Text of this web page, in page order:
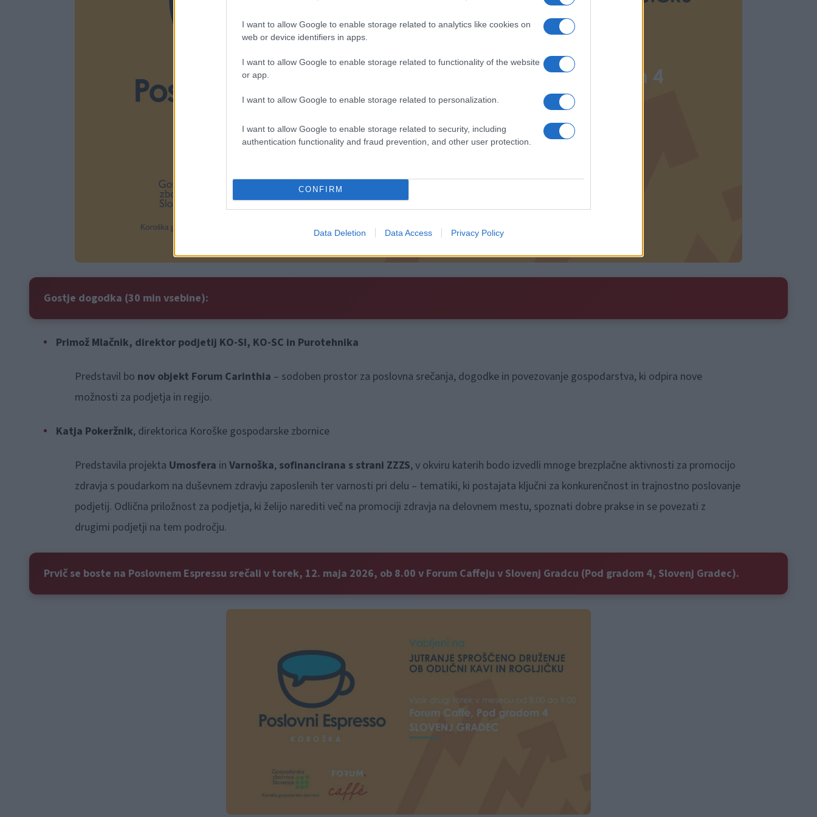
I want to allow Google to enable storage related to analytics like cookies on
web or device identifiers in apps.
I want to allow Google to enable storage related to functionality of the website
or app.
I want to allow Google to enable storage related to personalization.
I want to allow Google to enable storage related to security, including
authentication functionality and fraud prevention, and other user protection.
CONFIRM
Data Deletion Data Access Privacy Policy
Gostje dogodka (30 min vsebine):
Primož Mlačnik, direktor podjetij KO-SI, KO-SC in Purotehnika
Predstavil bo nov objekt Forum Carinthia – sodoben prostor za poslovna srečanja, dogodke in povezovanje gospodarstva, ki odpira nove
možnosti za podjetja in regijo.
Katja Pokeržnik, direktorica Koroške gospodarske zbornice
Predstavila projekta Umosfera in Varnoška,sofinancirana s strani ZZZS, v okviru katerih bodo izvedli mnoge brezplačne aktivnosti za promocijo
zdravja s poudarkom na duševnem zdravju zaposlenih ter varnosti pri delu – tematiki, ki postajata ključni za konkurenčnost in trajnostno poslovanje
podjetij. Odlična priložnost za podjetja, ki želijo narediti več na promociji zdravja na delovnem mestu, spoznati dobre prakse in se povezati z
drugimi podjetji na tem področju.
Prvič se boste na Poslovnem Espressu srečali v torek, 12. maja 2026, ob 8.00 v Forum Caffeju v Slovenj Gradcu (Pod gradom 4, Slovenj Gradec).